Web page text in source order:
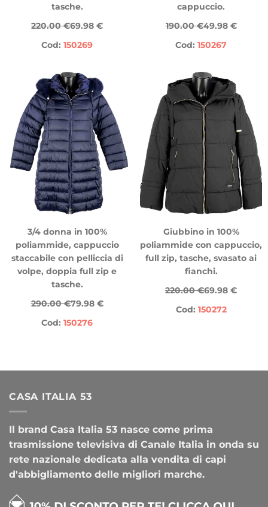
tasche.
220.00 €69.98 €
Cod: 150269
cappuccio.
190.00 €49.98 €
Cod: 150267
3/4 donna in 100%
poliammide, cappuccio
staccabile con pelliccia di
volpe, doppia full zip e
tasche.
290.00 €79.98 €
Cod: 150276
Giubbino in 100%
poliammide con cappuccio,
full zip, tasche, svasato ai
fianchi.
220.00 €69.98 €
Cod: 150272
CASA ITALIA 53
Il brand Casa Italia 53 nasce come prima
trasmissione televisiva di Canale Italia in onda su
rete nazionale dedicata alla vendita di capi
d'abbigliamento delle migliori marche.